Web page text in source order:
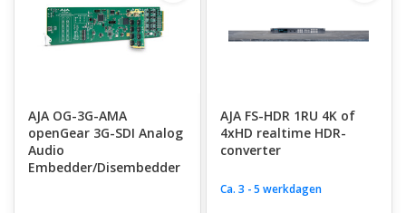
AJA OG-3G-AMA
openGear 3G-SDI Analog
Audio
Embedder/Disembedder
AJA FS-HDR 1RU 4K of
4xHD realtime HDR-
converter
Ca. 3 - 5 werkdagen